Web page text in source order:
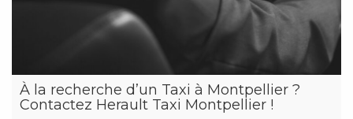
À la recherche d’un Taxi à Montpellier ?
Contactez Herault Taxi Montpellier !